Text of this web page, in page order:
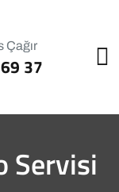
Çağır
37
Servisi